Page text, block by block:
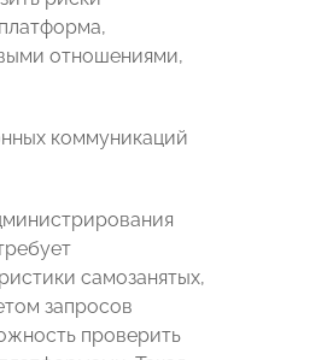
отношениями,
коммуникаций
самозанятых,
запросов
проверить